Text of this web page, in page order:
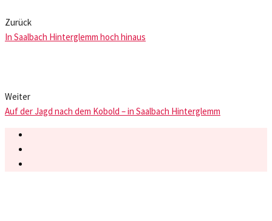
Zurück
In Saalbach Hinterglemm hoch hinaus
Weiter
Auf der Jagd nach dem Kobold – in Saalbach Hinterglemm